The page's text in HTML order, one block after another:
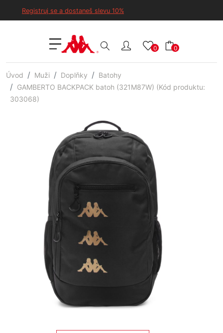
Registruj se a dostaneš slevu 10%
0 0
Úvod Muži Doplňky
Batohy
GAMBERTO BACKPACK batoh (321M87W) (Kód produktu:
303068)